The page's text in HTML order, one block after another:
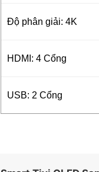
Độ phân giải: 4K
HDMI: 4 Cổng
USB: 2 Cổng